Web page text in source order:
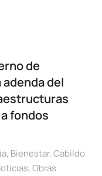
de
del
fondos
, Bienestar, Cabildo
, Obras